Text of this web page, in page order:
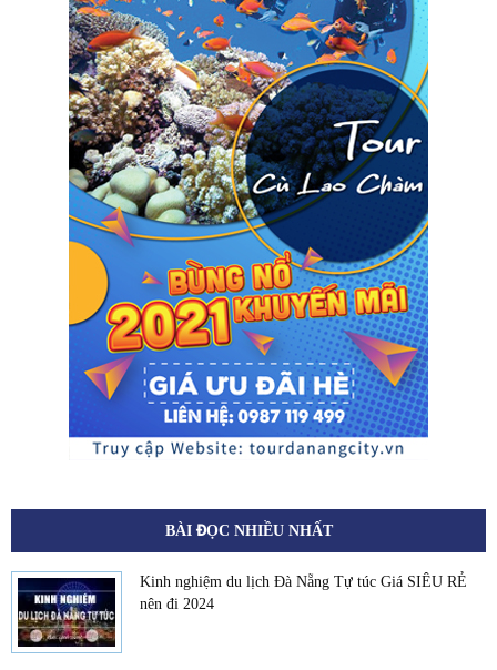
BÀI ĐỌC NHIỀU NHẤT
Kinh nghiệm du lịch Đà Nẵng Tự túc Giá SIÊU RẺ
nên đi 2024